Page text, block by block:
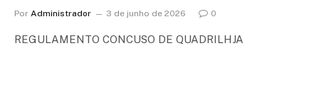
Por Administrador 3 de junho de 2026 0
REGULAMENTO CONCUSO DE QUADRILHJA